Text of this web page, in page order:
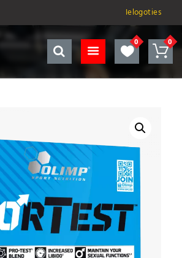
Ielogoties